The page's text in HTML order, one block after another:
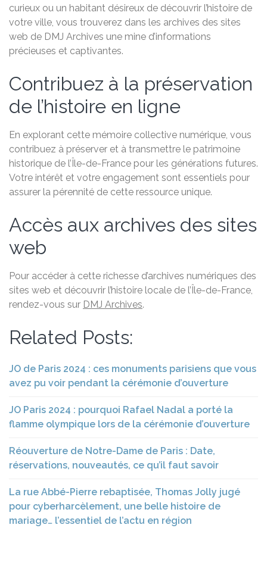
curieux ou un habitant désireux de découvrir l’histoire de
votre ville, vous trouverez dans les archives des sites
web de DMJ Archives une mine d’informations
précieuses et captivantes.
Contribuez à la préservation
de l’histoire en ligne
En explorant cette mémoire collective numérique, vous
contribuez à préserver et à transmettre le patrimoine
historique de l’Île-de-France pour les générations futures.
Votre intérêt et votre engagement sont essentiels pour
assurer la pérennité de cette ressource unique.
Accès aux archives des sites
web
Pour accéder à cette richesse d’archives numériques des
sites web et découvrir l’histoire locale de l’Île-de-France,
rendez-vous sur DMJ Archives.
Related Posts:
JO de Paris 2024 : ces monuments parisiens que vous
avez pu voir pendant la cérémonie d’ouverture
JO Paris 2024 : pourquoi Rafael Nadal a porté la
flamme olympique lors de la cérémonie d’ouverture
Réouverture de Notre-Dame de Paris : Date,
réservations, nouveautés, ce qu’il faut savoir
La rue Abbé-Pierre rebaptisée, Thomas Jolly jugé
pour cyberharcèlement, une belle histoire de
mariage… l’essentiel de l’actu en région